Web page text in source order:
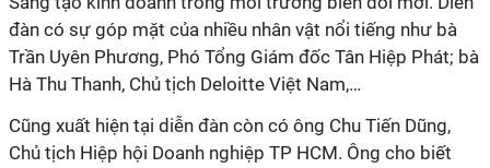
đàn có sự góp mặt của nhiều nhân vật nổi tiếng như bà
Trần Uyên Phương, Phó Tổng Giám đốc Tân Hiệp Phát; bà
Hà Thu Thanh, Chủ tịch Deloitte Việt Nam,…
Cũng xuất hiện tại diễn đàn còn có ông Chu Tiến Dũng,
Chủ tịch Hiệp hội Doanh nghiệp TP HCM. Ông cho biết